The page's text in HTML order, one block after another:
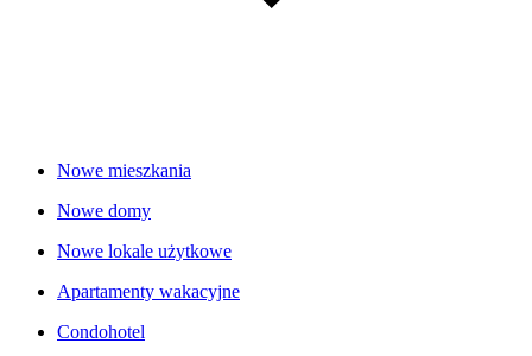
Nowe mieszkania
Nowe domy
Nowe lokale użytkowe
Apartamenty wakacyjne
Condohotel